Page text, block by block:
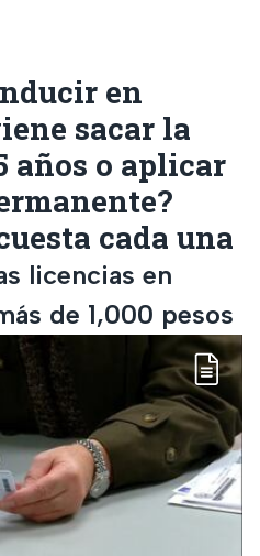
en
sacar la
años o aplicar
cada una
licencias en
de 1,000 pesos